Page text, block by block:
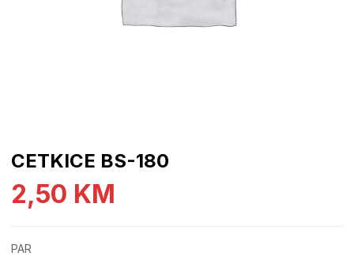
CETKICE BS-180
2,50 KM
PAR